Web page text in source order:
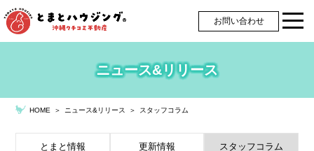
お問い合わせ
ニュース&リリース
HOME ＞ ニュース&リリース ＞ スタッフコラム
とまと情報
更新情報
スタッフコラム